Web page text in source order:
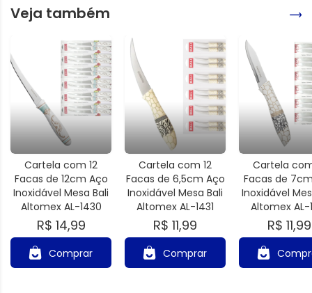
Veja também
Cartela com 12
Facas de 12cm Aço
Inoxidável Mesa Bali
Altomex AL-1430
R$ 14,99
Comprar
Cartela com 12
Facas de 6,5cm Aço
Inoxidável Mesa Bali
Altomex AL-1431
R$ 11,99
Comprar
Cartela
Facas de
Inoxidável
Altomex AL-
R$ 11,99